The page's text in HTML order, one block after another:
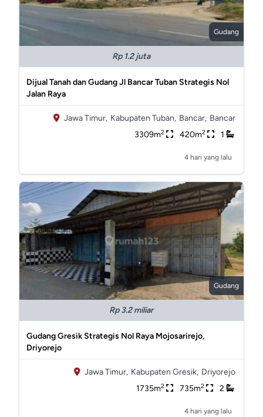
Gudang
Rp 1.2 juta
Dijual Tanah dan Gudang Jl Bancar Tuban Strategis Nol
Jalan Raya
Jawa Timur, Kabupaten Tuban, Bancar, Bancar
3309m2 420m2 1
4 hari yang lalu
Gudang
Rp 3.2 miliar
Gudang Gresik Strategis Nol Raya Mojosarirejo,
Driyorejo
Jawa Timur, Kabupaten Gresik, Driyorejo
1735m2 735m2 2
4 hari yang lalu